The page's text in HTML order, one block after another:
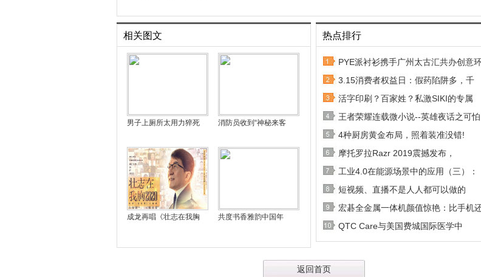
相关图文
男子上厕所太用力猝死 消防员收到“神秘来客
成龙再唱《壮志在我胸 共度书香雅韵中国年
热点排行
PYE派衬衫携手广州太古汇共办创意
3.15消费者权益日：假药陷阱多，千
活字印刷？百家姓？私激SIKI的专属
王者荣耀连载微小说--英雄夜话之可怕
4种厨房黄金布局，照着装准没错!
摩托罗拉Razr 2019震撼发布，
工业4.0在能源场景中的应用（三）：
短视频、直播不是人人都可以做的
宏碁全金属一体机颜值惊艳：比手机
QTC Care与美国费城国际医学中
返回首页